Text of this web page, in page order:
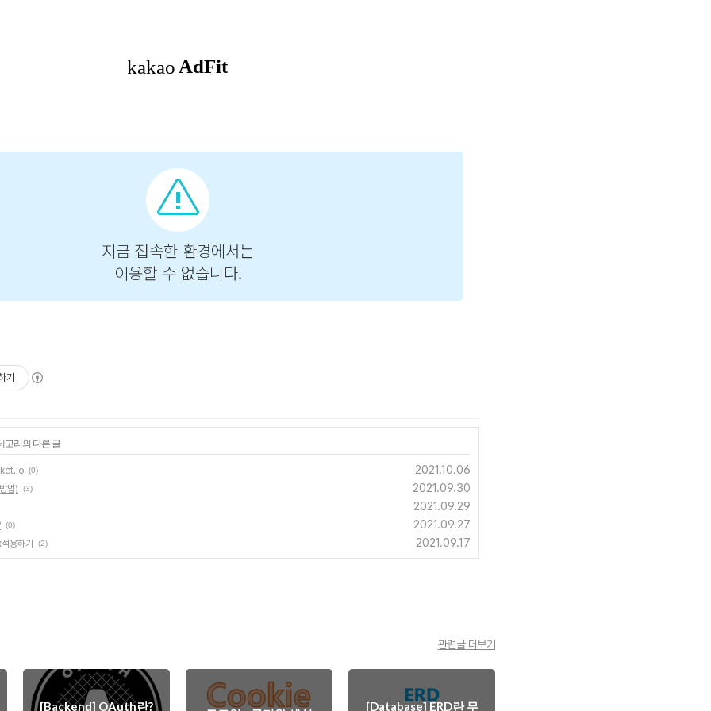
기
고리의 다른 글
(0) 2021.10.06
법) (3)
2021.09.30
2021.09.29
(0) 2021.09.27
용하기 (2) 2021.09.17
관련글 더보기
[Backend] OAuth란? [Database] ERD란 무